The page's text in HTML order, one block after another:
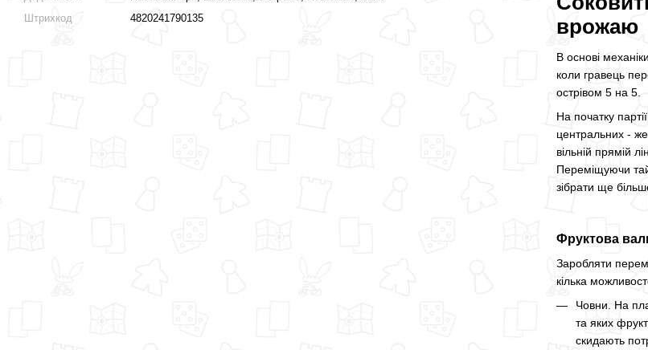
Штрихкод
4820241790135
врожаю
В основі
коли гравець
острівом 5 на 5.
На початку
центральних -
вільній прямій
Переміщуючи
зібрати ще
Фруктова
Заробляти
кілька
Човни. На
та яких
скидають